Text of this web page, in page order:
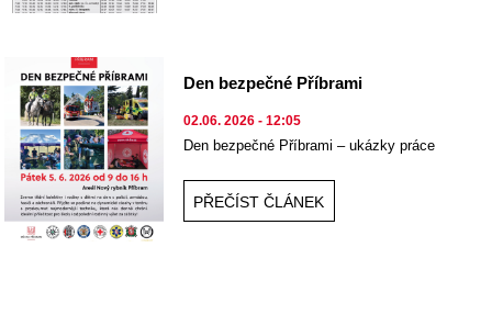
Den bezpečné Příbrami
02.06. 2026 - 12:05
Den bezpečné Příbrami – ukázky práce
PŘEČÍST ČLÁNEK